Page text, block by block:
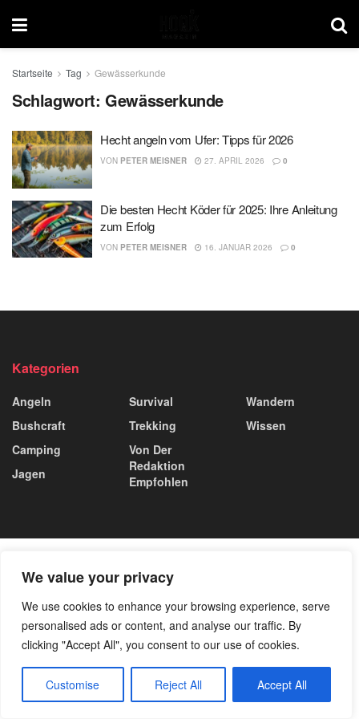
We value your privacy
We use cookies to enhance your browsing experience, serve
personalised ads or content, and analyse our traffic. By
clicking "Accept All", you consent to our use of cookies.
Customise Reject All Accept All
Startseite Tag Gewässerkunde
Schlagwort:Gewässerkunde
Hecht angeln vom Ufer: Tipps für 2026
VON PETER MEISNER 27. APRIL 2026 0
Die besten Hecht Köder für 2025: Ihre Anleitung
zum Erfolg
VON PETER MEISNER 16. JANUAR 2026 0
Kategorien
Angeln
Bushcraft
Camping
Jagen
Survival
Trekking
Von Der
Redaktion
Empfohlen
Wandern
Wissen